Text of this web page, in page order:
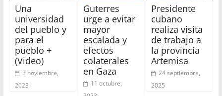
Una
universidad
del pueblo y
para el
pueblo +
(Video)
3 noviembre,
2023
Guterres
urge a evitar
mayor
escalada y
efectos
colaterales
en Gaza
11 octubre,
Presidente
cubano
realiza visita
de trabajo a
la provincia
Artemisa
24 septiembre,
2025